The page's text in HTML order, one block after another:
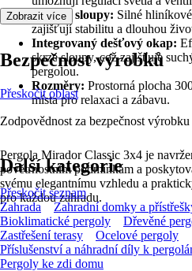
Opěrné sloupy: Silné
zajišťují stabilitu a dlouhou
Integrovaný dešťový okap:
skrze sloupy, což zajišťuje
pergolou.
Rozměry: Prostorná plocha
místa pro relaxaci a zábavu.
Pergola Mirador Classic 3x4 je
povětrnostním podmínkám a
svému elegantnímu vzhledu a
pro každou zahradu.
Zobrazit více
Bezpečnost výrobků
Přeskočit oblast
Zodpovědnost za bezpečnost
Další kategorie
Přeskočit seznam
Zahrada
Zahradní domky a
Bioklimatické pergoly
Dřevěné
Zastřešení terasy
Ocelové pergoly
Příslušenství a náhradní díly k
Pergoly ke zdi domu